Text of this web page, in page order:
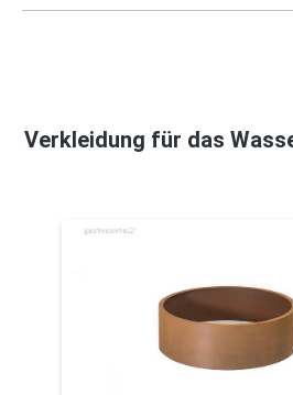
Verkleidung für das